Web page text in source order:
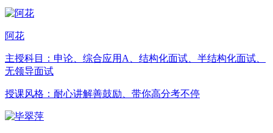
阿花
主授科目： 申论、综合应用A、结构化面试、半结构化面试、
无领导面试
授课风格： 耐心讲解善鼓励、带你高分考不停